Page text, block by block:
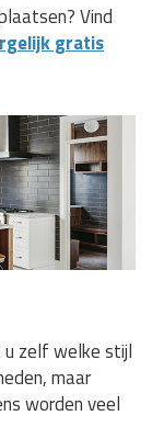
Vind
gratis
u zelf welke stijl
maar
worden veel